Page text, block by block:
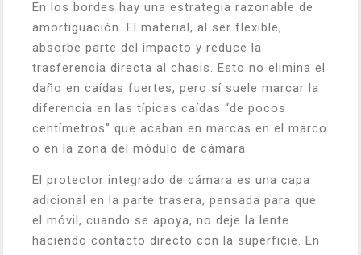
En los bordes hay una estrategia razonable de
amortiguación. El material, al ser flexible,
absorbe parte del impacto y reduce la
trasferencia directa al chasis. Esto no elimina el
daño en caídas fuertes, pero sí suele marcar la
diferencia en las típicas caídas “de pocos
centímetros” que acaban en marcas en el marco
o en la zona del módulo de cámara.
El protector integrado de cámara es una capa
adicional en la parte trasera, pensada para que
el móvil, cuando se apoya, no deje la lente
haciendo contacto directo con la superficie. En